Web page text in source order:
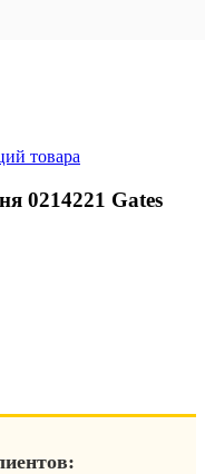
товара
0214221 Gates